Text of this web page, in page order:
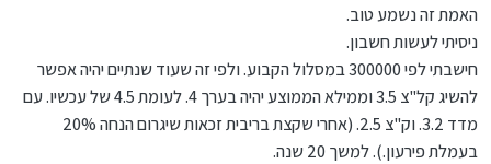
האמת זה נשמע טוב.
ניסיתי לעשות חשבון.
חישבתי לפי 300000 במסלול הקבוע. ולפי זה שעוד שנתיים יהיה אפשר
להשיג קל"צ 3.5 וממילא הממוצע יהיה בערך 4. לעומת 4.5 של עכשיו. עם
מדד 3.2. וק"צ 2.5. (אחרי שקצת בריבית זכאות שיגרום הנחה 20%
בעמלת פירעון.). למשך 20 שנה.